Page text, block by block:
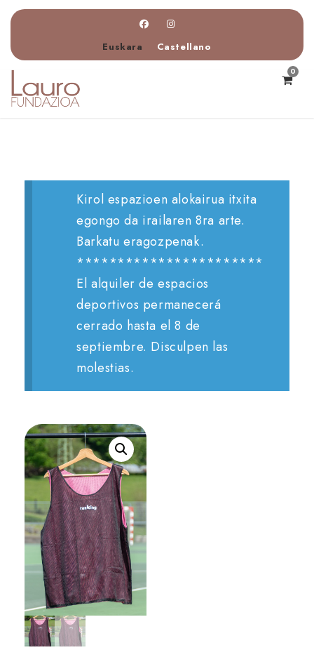
Euskara Castellano
0
Kirol espazioen alokairua itxita
egongo da irailaren 8ra arte.
Barkatu eragozpenak.
***********************
El alquiler de espacios
deportivos permanecerá
cerrado hasta el 8 de
septiembre. Disculpen las
molestias.